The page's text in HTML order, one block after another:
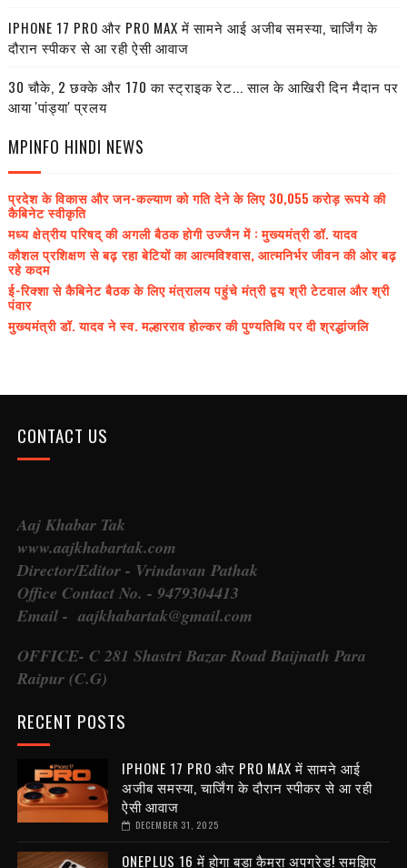
IPHONE 17 PRO और PRO MAX में सामने आई अजीब समस्या, चार्जिंग के
दौरान स्पीकर से आ रही ऐसी आवाज
30 चौके, 2 छक्के और 170 का स्ट्राइक रेट... साल के आखिरी दिन मैदान पर
आया 'पांड्या' प्रलय
MPINFO HINDI NEWS
प्रदेश के विकास और जन-कल्याण को गति देने के लिए 30,055 करोड़ रूपये की
कैबिनेट स्वीकृति
मध्य क्षेत्रीय परिषद् की अगली बैठक होगी उज्जैन में : मुख्यमंत्री डॉ. यादव
कौशल प्रशिक्षण से बढ़ रहा बेटियों का आत्मविश्वास, आत्मनिर्भर जीवन की ओर बढ़
रहे कदम
ई-रिक्शा से कैबिनेट बैठक के लिए मंत्रालय पहुंचे मंत्री द्वय श्री टेटवाल और श्री
पंवार
मुख्यमंत्री डॉ. यादव ने स्व. मल्हारराव होल्कर की पुण्यतिथि पर दी श्रद्धांजलि
CONTACT US
Aaj Khabar Tak
www.aajkhabartak.com
Director/Editor - Vrindavan Pathak
Office Contact No. - 9479304413
Email - aajkhabartak@gmail.com
OFFICE- C 281 Shastri Bazar Road Baijnath Para
Raipur (C.G)
RECENT POSTS
IPHONE 17 PRO और PRO MAX में सामने आई
अजीब समस्या, चार्जिंग के दौरान स्पीकर से आ रही
ऐसी आवाज
DECEMBER 31, 2025
ONEPLUS 16 में होगा बड़ा कैमरा अपग्रेड! समझिए